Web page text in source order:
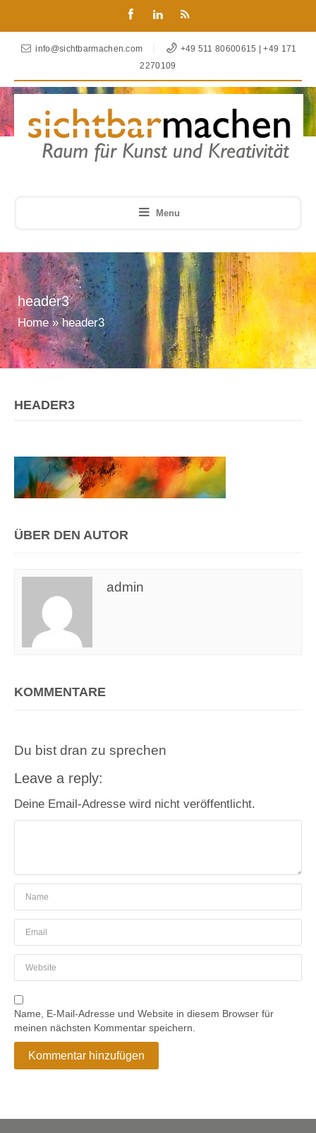
info@sichtbarmachen.com
+49 511 80600615 | +49 171
2270109
Menu
header3
Home »header3
HEADER3
ÜBER DEN AUTOR
admin
KOMMENTARE
Du bist dran zu sprechen
Leave a reply:
Deine Email-Adresse wird nicht veröffentlicht.
Name, E-Mail-Adresse und Website in diesem Browser für
meinen nächsten Kommentar speichern.